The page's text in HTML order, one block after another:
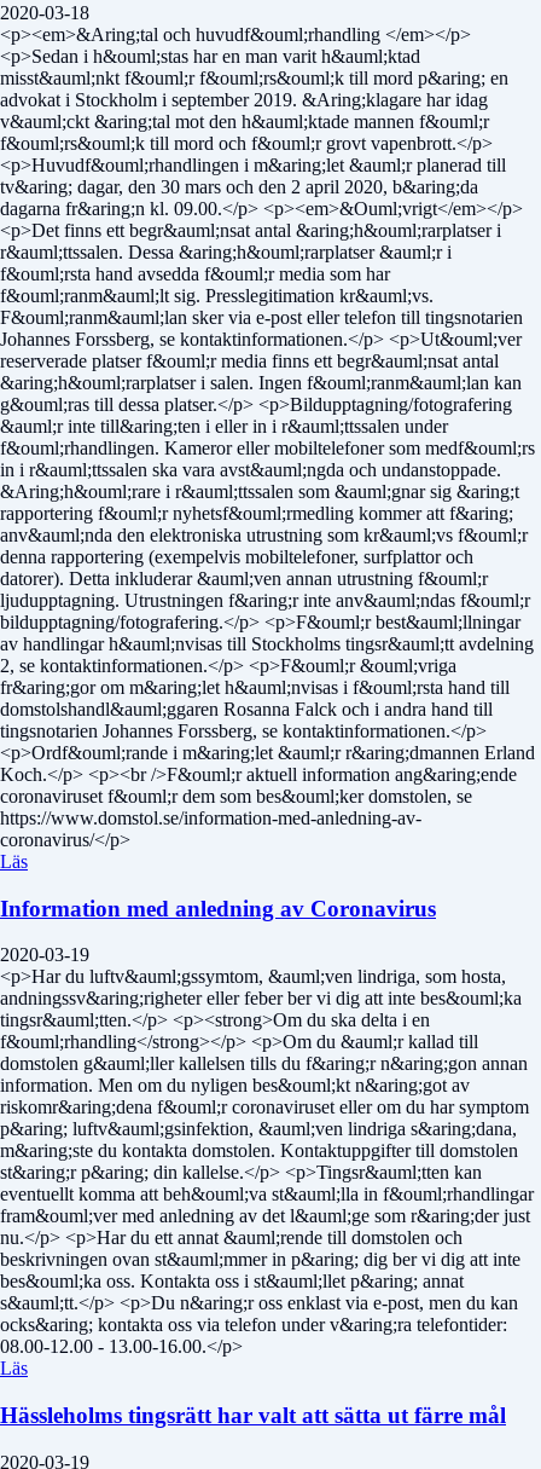
2020-03-18
<p><em>&Aring;tal och huvudf&ouml;rhandling </em></p>
<p>Sedan i h&ouml;stas har en man varit h&auml;ktad
misst&auml;nkt f&ouml;r f&ouml;rs&ouml;k till mord p&aring; en
advokat i Stockholm i september 2019. &Aring;klagare har idag
v&auml;ckt &aring;tal mot den h&auml;ktade mannen f&ouml;r
f&ouml;rs&ouml;k till mord och f&ouml;r grovt vapenbrott.</p>
<p>Huvudf&ouml;rhandlingen i m&aring;let &auml;r planerad till
tv&aring; dagar, den 30 mars och den 2 april 2020, b&aring;da
dagarna fr&aring;n kl. 09.00.</p> <p><em>&Ouml;vrigt</em></p>
<p>Det finns ett begr&auml;nsat antal &aring;h&ouml;rarplatser i
r&auml;ttssalen. Dessa &aring;h&ouml;rarplatser &auml;r i
f&ouml;rsta hand avsedda f&ouml;r media som har
f&ouml;ranm&auml;lt sig. Presslegitimation kr&auml;vs.
F&ouml;ranm&auml;lan sker via e-post eller telefon till tingsnotarien
Johannes Forssberg, se kontaktinformationen.</p> <p>Ut&ouml;ver
reserverade platser f&ouml;r media finns ett begr&auml;nsat antal
&aring;h&ouml;rarplatser i salen. Ingen f&ouml;ranm&auml;lan kan
g&ouml;ras till dessa platser.</p> <p>Bildupptagning/fotografering
&auml;r inte till&aring;ten i eller in i r&auml;ttssalen under
f&ouml;rhandlingen. Kameror eller mobiltelefoner som medf&ouml;rs
in i r&auml;ttssalen ska vara avst&auml;ngda och undanstoppade.
&Aring;h&ouml;rare i r&auml;ttssalen som &auml;gnar sig &aring;t
rapportering f&ouml;r nyhetsf&ouml;rmedling kommer att f&aring;
anv&auml;nda den elektroniska utrustning som kr&auml;vs f&ouml;r
denna rapportering (exempelvis mobiltelefoner, surfplattor och
datorer). Detta inkluderar &auml;ven annan utrustning f&ouml;r
ljudupptagning. Utrustningen f&aring;r inte anv&auml;ndas f&ouml;r
bildupptagning/fotografering.</p> <p>F&ouml;r best&auml;llningar
av handlingar h&auml;nvisas till Stockholms tingsr&auml;tt avdelning
2, se kontaktinformationen.</p> <p>F&ouml;r &ouml;vriga
fr&aring;gor om m&aring;let h&auml;nvisas i f&ouml;rsta hand till
domstolshandl&auml;ggaren Rosanna Falck och i andra hand till
tingsnotarien Johannes Forssberg, se kontaktinformationen.</p>
<p>Ordf&ouml;rande i m&aring;let &auml;r r&aring;dmannen Erland
Koch.</p> <p><br />F&ouml;r aktuell information ang&aring;ende
coronaviruset f&ouml;r dem som bes&ouml;ker domstolen, se
https://www.domstol.se/information-med-anledning-av-
coronavirus/</p>
Läs
Information med anledning av Coronavirus
2020-03-19
<p>Har du luftv&auml;gssymtom, &auml;ven lindriga, som hosta,
andningssv&aring;righeter eller feber ber vi dig att inte bes&ouml;ka
tingsr&auml;tten.</p> <p><strong>Om du ska delta i en
f&ouml;rhandling</strong></p> <p>Om du &auml;r kallad till
domstolen g&auml;ller kallelsen tills du f&aring;r n&aring;gon annan
information. Men om du nyligen bes&ouml;kt n&aring;got av
riskomr&aring;dena f&ouml;r coronaviruset eller om du har symptom
p&aring; luftv&auml;gsinfektion, &auml;ven lindriga s&aring;dana,
m&aring;ste du kontakta domstolen. Kontaktuppgifter till domstolen
st&aring;r p&aring; din kallelse.</p> <p>Tingsr&auml;tten kan
eventuellt komma att beh&ouml;va st&auml;lla in f&ouml;rhandlingar
fram&ouml;ver med anledning av det l&auml;ge som r&aring;der just
nu.</p> <p>Har du ett annat &auml;rende till domstolen och
beskrivningen ovan st&auml;mmer in p&aring; dig ber vi dig att inte
bes&ouml;ka oss. Kontakta oss i st&auml;llet p&aring; annat
s&auml;tt.</p> <p>Du n&aring;r oss enklast via e-post, men du kan
ocks&aring; kontakta oss via telefon under v&aring;ra telefontider:
08.00-12.00 - 13.00-16.00.</p>
Läs
Hässleholms tingsrätt har valt att sätta ut färre mål
2020-03-19